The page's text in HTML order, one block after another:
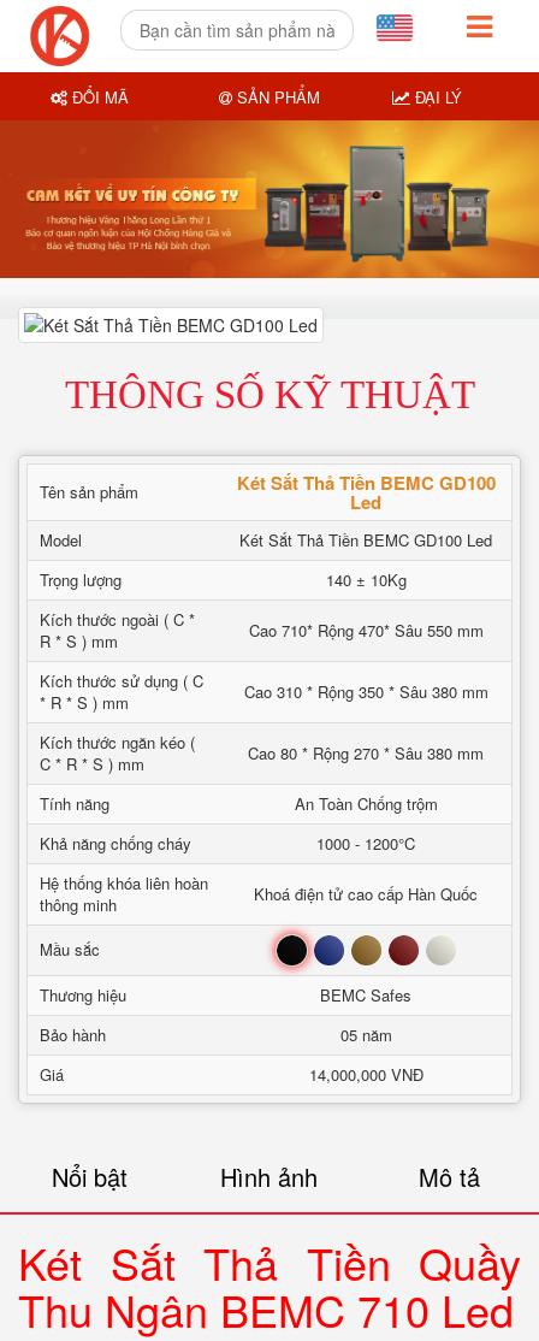
THÔNG SỐ KỸ THUẬT
Tên sản phẩm Két Sắt Thả Tiền BEMC GD100
Led
Model
Két Sắt Thả Tiền BEMC GD100 Led
Trọng lượng
140 ± 10Kg
Kích thước ngoài ( C *
R * S ) mm
Cao 710* Rộng 470* Sâu 550 mm
Kích thước sử dụng ( C
* R * S ) mm
Cao 310 * Rộng 350 * Sâu 380 mm
Kích thước ngăn kéo (
C * R * S ) mm
Cao 80 * Rộng 270 * Sâu 380 mm
Tính năng
An Toàn Chống trộm
Khả năng chống cháy
1000 - 1200°C
Hệ thống khóa liên hoàn
thông minh
Khoá điện tử cao cấp Hàn Quốc
Mầu sắc Đen Xanh Nâu Đỏ Trắng
Thương hiệu
BEMC Safes
Bảo hành
05 năm
Giá
14,000,000 VNĐ
Nổi bật Hình ảnh Mô tả
Két Sắt Thả Tiền Quầy
Thu Ngân BEMC 710 Led
ĐỔI MÃ SẢN PHẨM ĐẠI LÝ